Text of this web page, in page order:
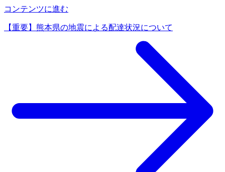
コンテンツに進む
【重要】熊本県の地震による配達状況について